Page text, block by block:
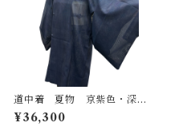
道中着 夏物 京紫色・深縹
色のぼかし 紫水晶色の細い
縦線 透け感あり 紗 裄丈
¥36,300